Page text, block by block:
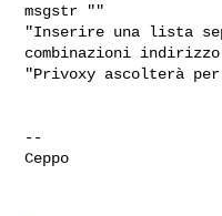
msgstr ""
"Inserire una lista
combinazioni
"Privoxy ascolterà
--
Ceppo